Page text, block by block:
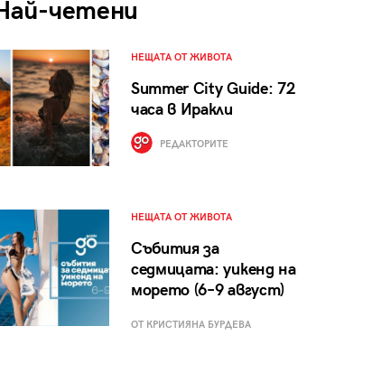
четени
НЕЩАТА ОТ ЖИВОТА
Summer City Guide: 72
часа в Иракли
РЕДАКТОРИТЕ
НЕЩАТА ОТ ЖИВОТА
Събития за
седмицата: уикенд на
морето (6–9 август)
ОТ КРИСТИЯНА БУРДЕВА